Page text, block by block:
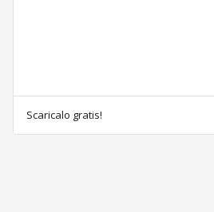
Scaricalo gratis!